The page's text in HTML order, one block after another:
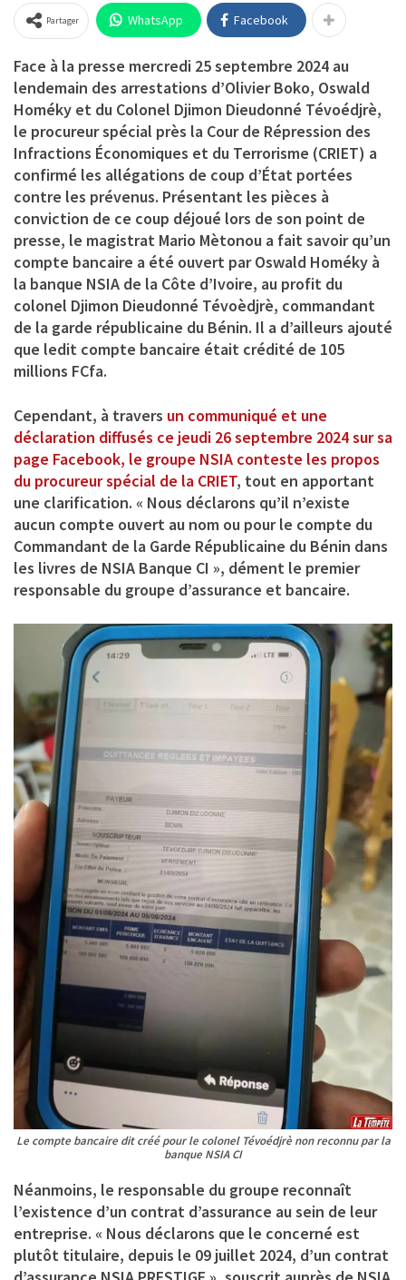
Partager WhatsApp Facebook
Face à la presse mercredi 25 septembre 2024 au
lendemain des arrestations d’Olivier Boko, Oswald
Homéky et du Colonel Djimon Dieudonné Tévoédjrè,
le procureur spécial près la Cour de Répression des
Infractions Économiques et du Terrorisme (CRIET) a
confirmé les allégations de coup d’État portées
contre les prévenus. Présentant les pièces à
conviction de ce coup déjoué lors de son point de
presse, le magistrat Mario Mètonou a fait savoir qu’un
compte bancaire a été ouvert par Oswald Homéky à
la banque NSIA de la Côte d’Ivoire, au profit du
colonel Djimon Dieudonné Tévoèdjrè, commandant
de la garde républicaine du Bénin. Il a d’ailleurs ajouté
que ledit compte bancaire était crédité de 105
millions FCfa.
Cependant, à travers un communiqué et une
déclaration diffusés ce jeudi 26 septembre 2024 sur sa
page Facebook, le groupe NSIA conteste les propos
du procureur spécial de la CRIET, tout en apportant
une clarification. « Nous déclarons qu’il n’existe
aucun compte ouvert au nom ou pour le compte du
Commandant de la Garde Républicaine du Bénin dans
les livres de NSIA Banque CI », dément le premier
responsable du groupe d’assurance et bancaire.
Le compte bancaire dit créé pour le colonel Tévoédjrè non reconnu par la
banque NSIA CI
Néanmoins, le responsable du groupe reconnaît
l’existence d’un contrat d’assurance au sein de leur
entreprise. « Nous déclarons que le concerné est
plutôt titulaire, depuis le 09 juillet 2024, d’un contrat